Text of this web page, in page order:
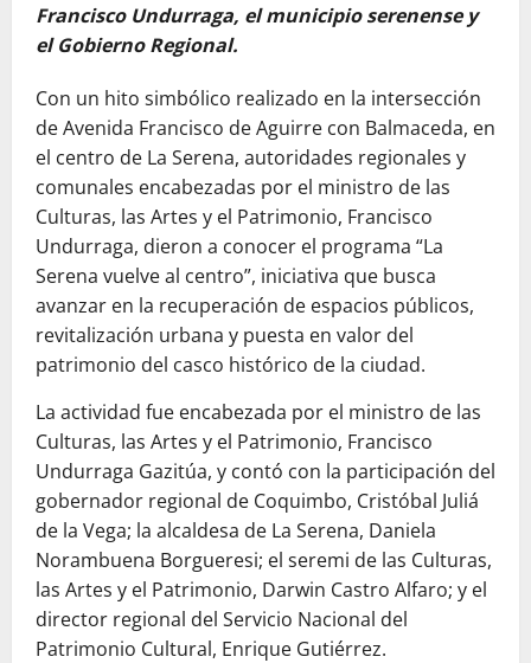
Francisco Undurraga, el municipio serenense y
el Gobierno Regional.
Con un hito simbólico realizado en la intersección
de Avenida Francisco de Aguirre con Balmaceda, en
el centro de La Serena, autoridades regionales y
comunales encabezadas por el ministro de las
Culturas, las Artes y el Patrimonio, Francisco
Undurraga, dieron a conocer el programa “La
Serena vuelve al centro”, iniciativa que busca
avanzar en la recuperación de espacios públicos,
revitalización urbana y puesta en valor del
patrimonio del casco histórico de la ciudad.
La actividad fue encabezada por el ministro de las
Culturas, las Artes y el Patrimonio, Francisco
Undurraga Gazitúa, y contó con la participación del
gobernador regional de Coquimbo, Cristóbal Juliá
de la Vega; la alcaldesa de La Serena, Daniela
Norambuena Borgueresi; el seremi de las Culturas,
las Artes y el Patrimonio, Darwin Castro Alfaro; y el
director regional del Servicio Nacional del
Patrimonio Cultural, Enrique Gutiérrez.